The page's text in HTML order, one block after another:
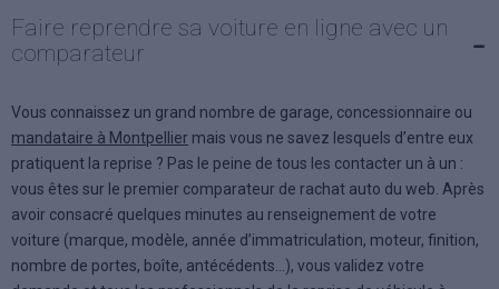
Comparez
les prix
Faire reprendre sa voiture en ligne avec un
comparateur
Vous connaissez un grand nombre de garage, concessionnaire ou
mandataire à Montpellier mais vous ne savez lesquels d’entre eux
pratiquent la reprise ? Pas le peine de tous les contacter un à un :
vous êtes sur le premier comparateur de rachat auto du web. Après
avoir consacré quelques minutes au renseignement de votre
voiture (marque, modèle, année d’immatriculation, moteur, finition,
nombre de portes, boîte, antécédents…), vous validez votre